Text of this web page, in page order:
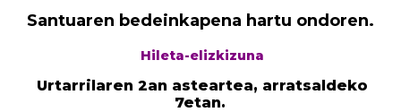
Santuaren bedeinkapena hartu ondoren.
Hileta-elizkizuna
Urtarrilaren 2an asteartea, arratsaldeko
7etan.